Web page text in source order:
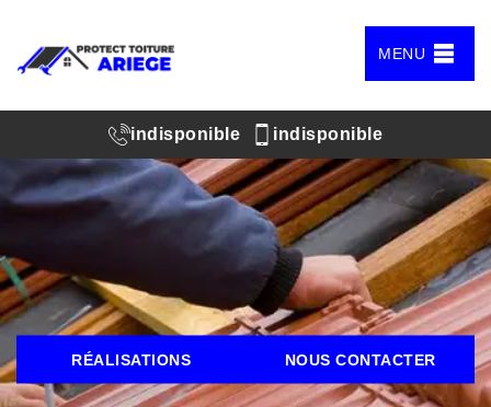
MENU
indisponible indisponible
RÉALISATIONS NOUS CONTACTER